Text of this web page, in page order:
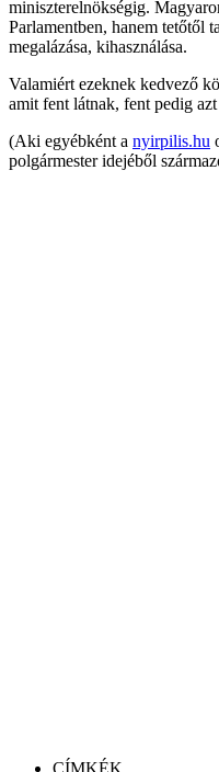
miniszterelnökségig.
Parlamentben, hanem tetőtől
megalázása, kihasználása.
Valamiért ezeknek kedvező
amit fent látnak, fent pedig
(Aki egyébként a nyirpilis.hu
polgármester idejéből
CÍMKÉK